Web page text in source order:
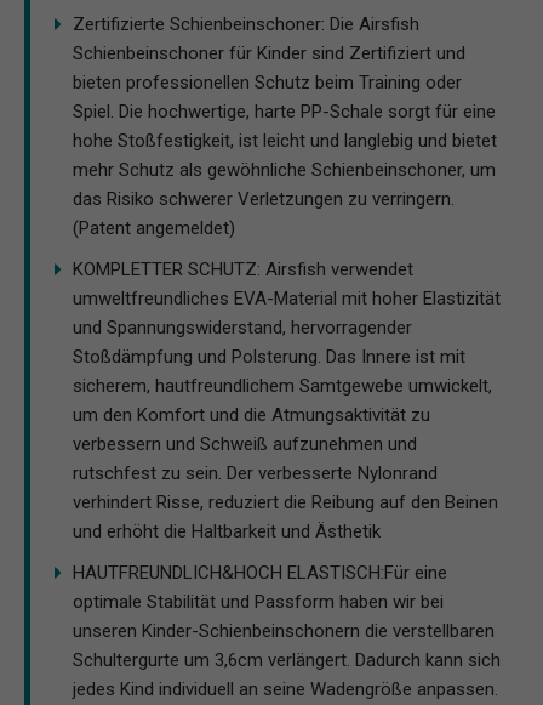
Zertifizierte Schienbeinschoner: Die Airsfish
Schienbeinschoner für Kinder sind Zertifiziert und
bieten professionellen Schutz beim Training oder
Spiel. Die hochwertige, harte PP-Schale sorgt für eine
hohe Stoßfestigkeit, ist leicht und langlebig und bietet
mehr Schutz als gewöhnliche Schienbeinschoner, um
das Risiko schwerer Verletzungen zu verringern.
(Patent angemeldet)
KOMPLETTER SCHUTZ: Airsfish verwendet
umweltfreundliches EVA-Material mit hoher Elastizität
und Spannungswiderstand, hervorragender
Stoßdämpfung und Polsterung. Das Innere ist mit
sicherem, hautfreundlichem Samtgewebe umwickelt,
um den Komfort und die Atmungsaktivität zu
verbessern und Schweiß aufzunehmen und
rutschfest zu sein. Der verbesserte Nylonrand
verhindert Risse, reduziert die Reibung auf den Beinen
und erhöht die Haltbarkeit und Ästhetik
HAUTFREUNDLICH&HOCH ELASTISCH:Für eine
optimale Stabilität und Passform haben wir bei
unseren Kinder-Schienbeinschonern die verstellbaren
Schultergurte um 3,6cm verlängert. Dadurch kann sich
jedes Kind individuell an seine Wadengröße anpassen.